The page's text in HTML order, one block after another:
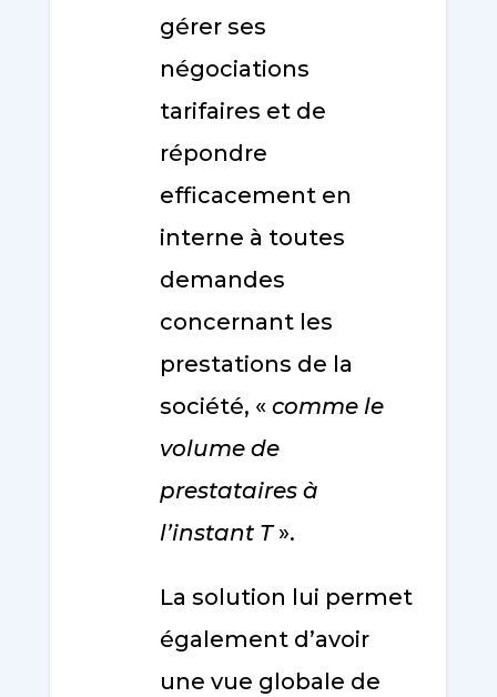
gérer ses
négociations
tarifaires et de
répondre
efficacement en
interne à toutes
demandes
concernant les
prestations de la
société, « comme le
volume de
prestataires à
l’instant T».
La solution lui permet
également d’avoir
une vue globale de